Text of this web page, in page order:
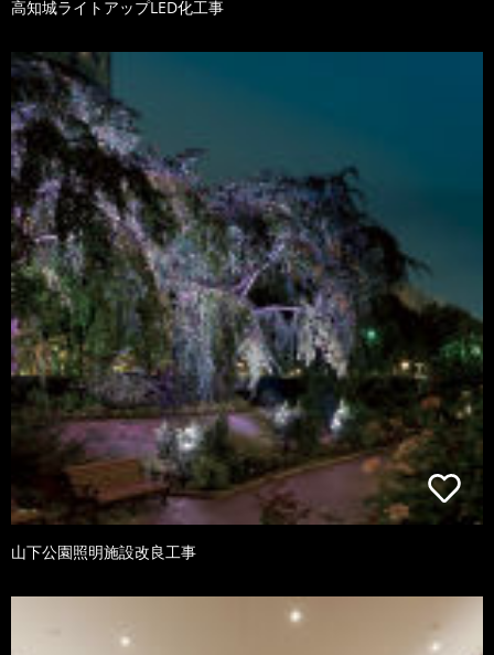
高知城ライトアップLED化工事
山下公園照明施設改良工事